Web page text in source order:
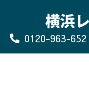
0120-963-652